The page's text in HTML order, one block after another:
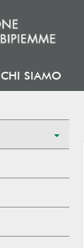
CHI SIAMO